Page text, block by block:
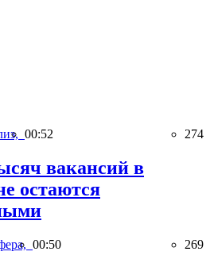
00:52 274
вакансий в
остаются
00:50 269